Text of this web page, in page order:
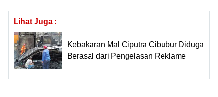
Lihat Juga :
Kebakaran Mal Ciputra Cibubur Diduga
Berasal dari Pengelasan Reklame